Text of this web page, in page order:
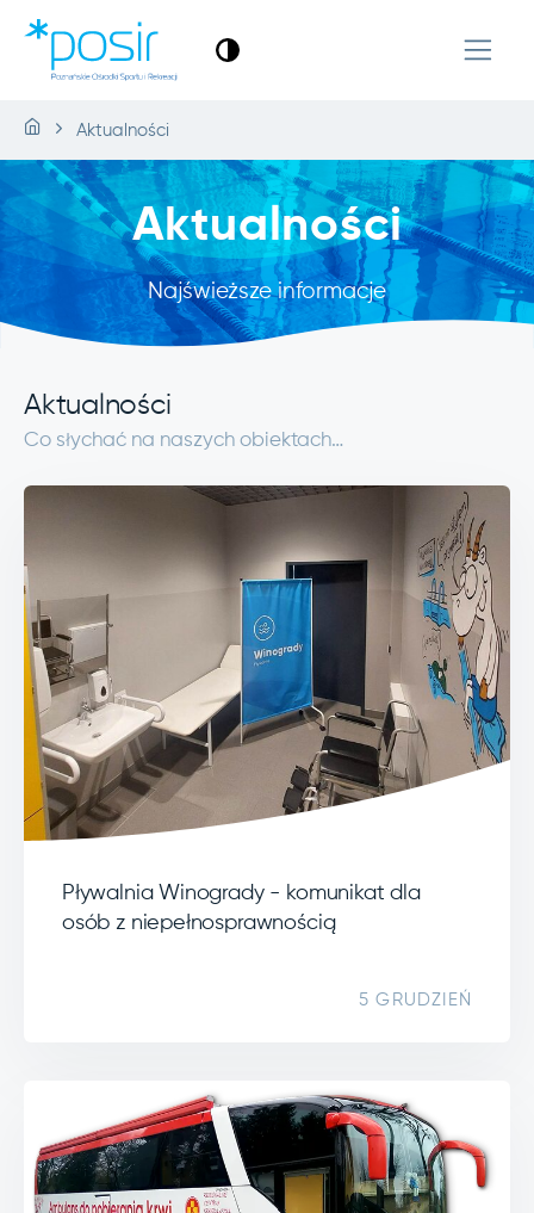
Aktualności
Aktualności
Najświeższe informacje
Aktualności
Co słychać na naszych obiektach…
Pływalnia Winogrady - komunikat dla
osób z niepełnosprawnością
5 GRUDZIEŃ